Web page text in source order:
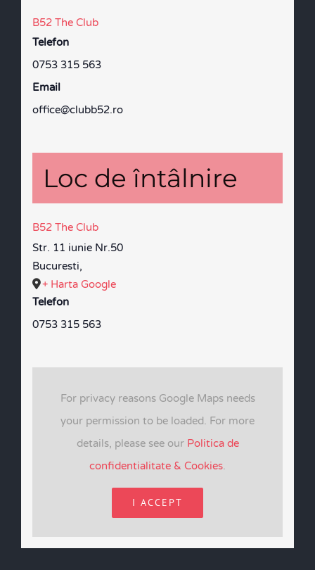
B52 The Club
Telefon
0753 315 563
Email
office@clubb52.ro
Loc de întâlnire
B52 The Club
Str. 11 iunie Nr.50
Bucuresti,
+ Harta Google
Telefon
0753 315 563
For privacy reasons Google Maps needs
your permission to be loaded. For more
details, please see our Politica de
confidentialitate & Cookies.
I ACCEPT